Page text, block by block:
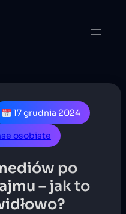
17 grudnia 2024
osobiste
po
– jak to